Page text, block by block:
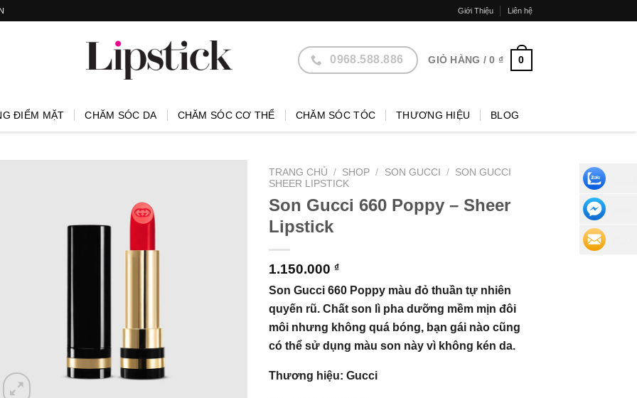
Giới Thiệu Liên hệ
0968.588.886 GIỎ HÀNG /0 ₫ 0
ĐIỂM MẶT CHĂM SÓC DA CHĂM SÓC CƠ THỂ CHĂM SÓC TÓC THƯƠNG HIỆU BLOG
TRANG CHỦ / SHOP / SON GUCCI /
SON GUCCI
SHEER LIPSTICK
Son Gucci 660 Poppy – Sheer
Lipstick
1.150.000₫
Son Gucci 660 Poppy màu đỏ thuần tự nhiên
quyến rũ. Chất son lì pha dưỡng mềm mịn đôi
môi nhưng không quá bóng, bạn gái nào cũng
có thể sử dụng màu son này vì không kén da.
Thương hiệu: Gucci